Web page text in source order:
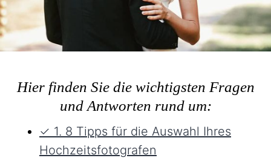
Hier finden Sie die wichtigsten Fragen
und Antworten rund um:
✓ 1. 8 Tipps für die Auswahl Ihres
Hochzeitsfotografen